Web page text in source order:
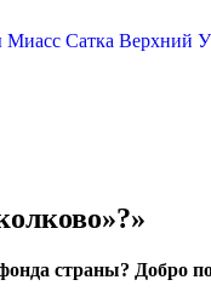
Миасс Сатка Верхний
страны? Добро